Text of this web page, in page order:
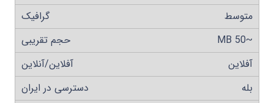
متوسط
~50 MB
آفلاین
بله